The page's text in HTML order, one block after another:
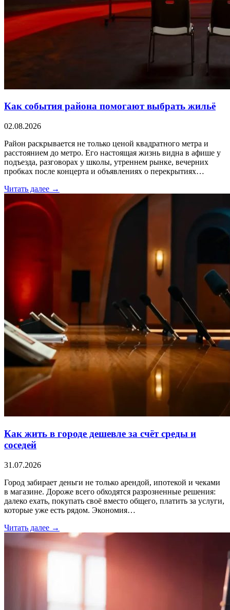
Как события района помогают выбрать жильё
02.08.2026
Район раскрывается не только ценой квадратного метра и
расстоянием до метро. Его настоящая жизнь видна в афише у
подъезда, разговорах у школы, утреннем рынке, вечерних
пробках после концерта и объявлениях о перекрытиях…
Читать далее →
Как жить в городе дешевле за счёт среды и
соседей
31.07.2026
Город забирает деньги не только арендой, ипотекой и чеками
в магазине. Дороже всего обходятся разрозненные решения:
далеко ехать, покупать своё вместо общего, платить за услуги,
которые уже есть рядом. Экономия…
Читать далее →